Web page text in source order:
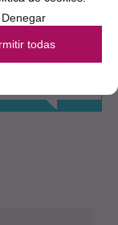
para este
todas